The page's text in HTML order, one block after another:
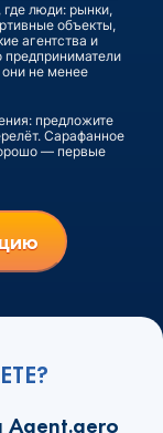
люди: рынки,
объекты,
агентства и
не менее
предложите
Сарафанное
— первые
Agent.aero